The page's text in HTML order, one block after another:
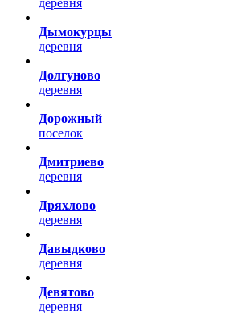
Дымокурцы
деревня
Долгуново
деревня
Дорожный
поселок
Дмитриево
деревня
Дряхлово
деревня
Давыдково
деревня
Девятово
деревня